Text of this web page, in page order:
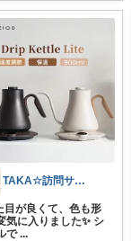
TAKA☆訪問サンキュー！です
目が良くて、色も形
気に入りました✨ シ
で ...